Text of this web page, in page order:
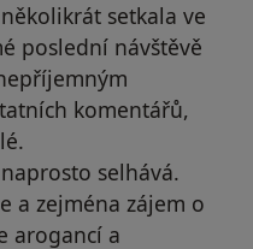
setkala ve
poslední návštěvě
komentářů,
selhává.
a zejména zájem o
arogancí a